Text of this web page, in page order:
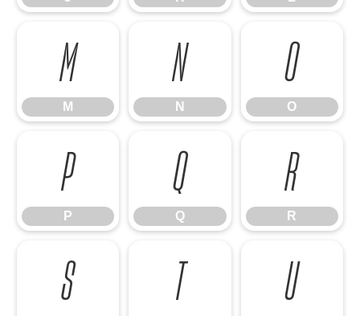
M
M
N
N
O
O
P
P
Q
Q
R
R
S T U